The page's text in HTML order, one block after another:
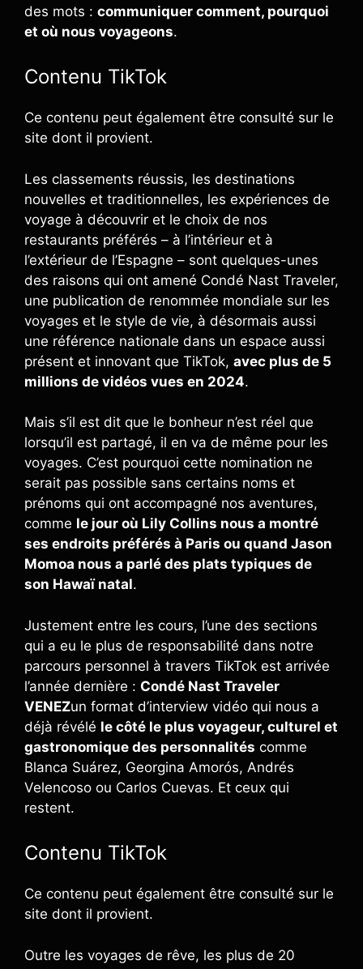
des mots : communiquer comment, pourquoi
et où nous voyageons.
Contenu TikTok
Ce contenu peut également être consulté sur le
site dont il provient.
Les classements réussis, les destinations
nouvelles et traditionnelles, les expériences de
voyage à découvrir et le choix de nos
restaurants préférés – à l’intérieur et à
l’extérieur de l’Espagne – sont quelques-unes
des raisons qui ont amené Condé Nast Traveler,
une publication de renommée mondiale sur les
voyages et le style de vie, à désormais aussi
une référence nationale dans un espace aussi
présent et innovant que TikTok, avec plus de 5
millions de vidéos vues en 2024.
Mais s’il est dit que le bonheur n’est réel que
lorsqu’il est partagé, il en va de même pour les
voyages. C’est pourquoi cette nomination ne
serait pas possible sans certains noms et
prénoms qui ont accompagné nos aventures,
comme le jour où Lily Collins nous a montré
ses endroits préférés à Paris ou quand Jason
Momoa nous a parlé des plats typiques de
son Hawaï natal.
Justement entre les cours, l’une des sections
qui a eu le plus de responsabilité dans notre
parcours personnel à travers TikTok est arrivée
l’année dernière : Condé Nast Traveler
VENEZun format d’interview vidéo qui nous a
déjà révélé le côté le plus voyageur, culturel et
gastronomique des personnalités comme
Blanca Suárez, Georgina Amorós, Andrés
Velencoso ou Carlos Cuevas. Et ceux qui
restent.
Contenu TikTok
Ce contenu peut également être consulté sur le
site dont il provient.
Outre les voyages de rêve, les plus de 20